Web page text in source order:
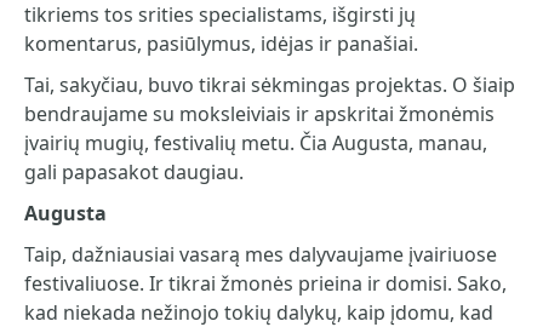
tikriems tos srities specialistams, išgirsti jų
komentarus, pasiūlymus, idėjas ir panašiai.
Tai, sakyčiau, buvo tikrai sėkmingas projektas. O šiaip
bendraujame su moksleiviais ir apskritai žmonėmis
įvairių mugių, festivalių metu. Čia Augusta, manau,
gali papasakot daugiau.
Augusta
Taip, dažniausiai vasarą mes dalyvaujame įvairiuose
festivaliuose. Ir tikrai žmonės prieina ir domisi. Sako,
kad niekada nežinojo tokių dalykų, kaip įdomu, kad